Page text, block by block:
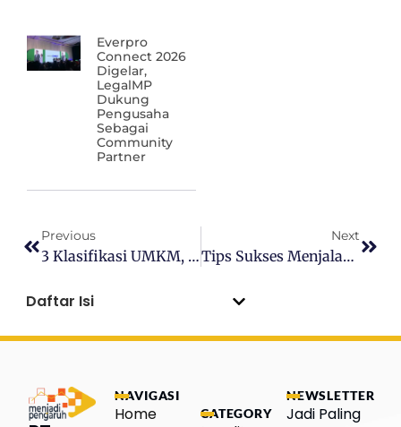
Everpro
Connect 2026
Digelar,
LegalMP
Dukung
Pengusaha
Sebagai
Community
Partner
Previous
3 Klasifikasi UMKM, Binsismu Masuk Kategori Mana?
Next
Tips Sukses Menjalankan CV, Omset Naik Drastis
Daftar Isi
NAVIGASI
Home
CATEGORY
NEWSLETTER
Jadi Paling